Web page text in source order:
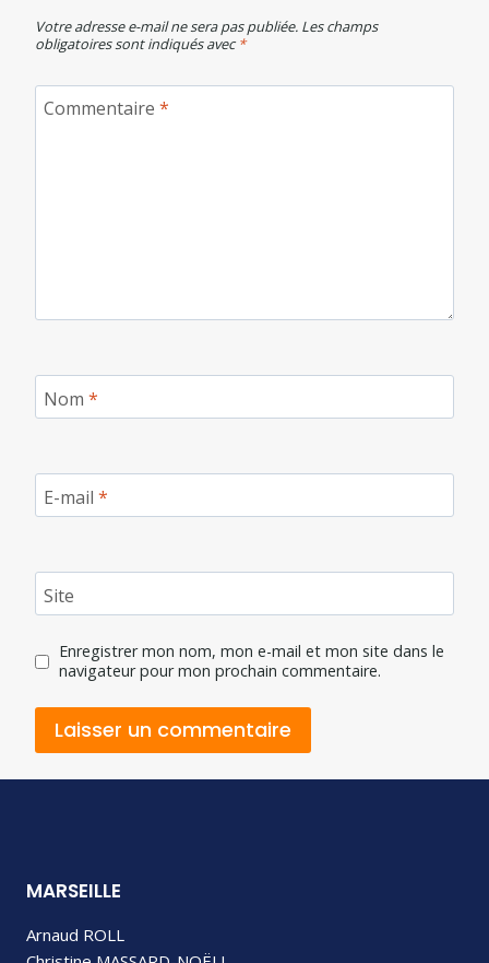
Votre adresse e-mail ne sera pas publiée. Les champs
obligatoires sont indiqués avec*
Commentaire *
Nom *
E-mail *
Site
Enregistrer mon nom, mon e-mail et mon site dans le
navigateur pour mon prochain commentaire.
MARSEILLE
Arnaud ROLL